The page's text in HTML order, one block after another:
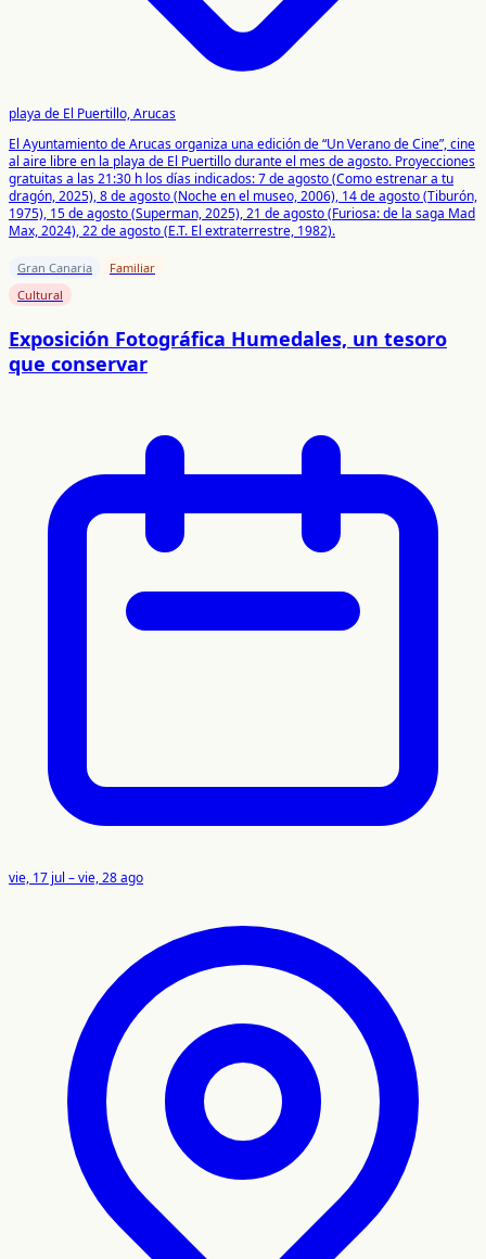
playa de El Puertillo, Arucas
El Ayuntamiento de Arucas organiza una edición de “Un Verano de Cine”, cine
al aire libre en la playa de El Puertillo durante el mes de agosto. Proyecciones
gratuitas a las 21:30 h los días indicados: 7 de agosto (Como estrenar a tu
dragón, 2025), 8 de agosto (Noche en el museo, 2006), 14 de agosto (Tiburón,
1975), 15 de agosto (Superman, 2025), 21 de agosto (Furiosa: de la saga Mad
Max, 2024), 22 de agosto (E.T. El extraterrestre, 1982).
Gran Canaria
Familiar
Cultural
Exposición Fotográfica Humedales, un tesoro
que conservar
vie, 17 jul – vie, 28 ago